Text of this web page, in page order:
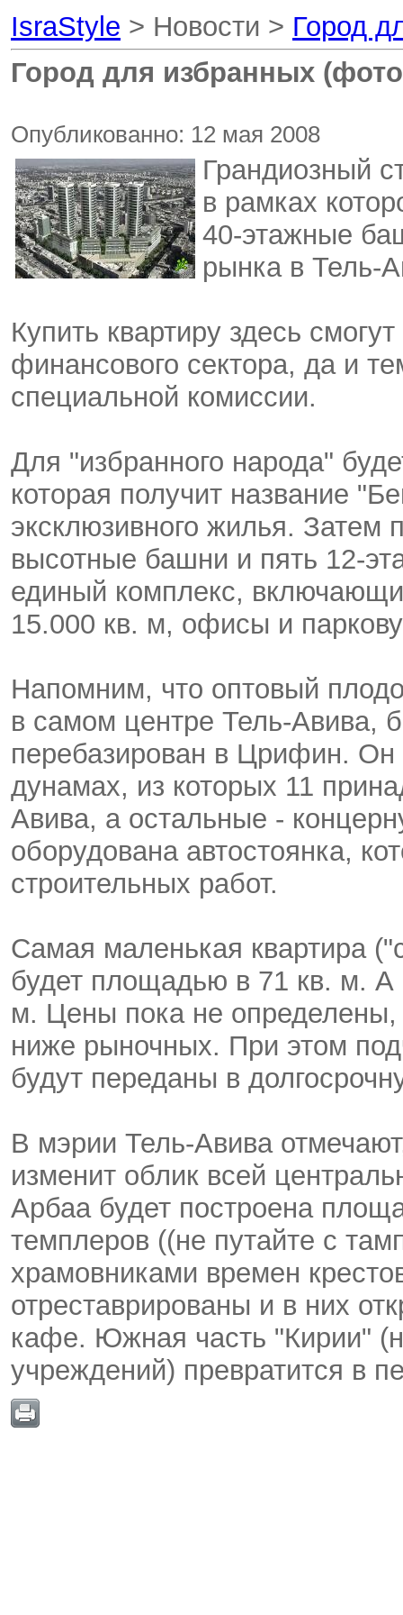
IsraStyle > Новости > Город
Город для избранных
Опубликованно: 12 мая 2008
Грандиозный
в рамках
40-этажные
рынка в Тель-
Купить квартиру здесь
финансового сектора, да и
специальной комиссии.
Для "избранного народа"
которая получит название
эксклюзивного жилья. Затем
высотные башни и пять 12-
единый комплекс,
15.000 кв. м, офисы и
Напомним, что оптовый
в самом центре Тель-Авива,
перебазирован в Црифин. Он
дунамах, из которых 11
Авива, а остальные -
оборудована автостоянка,
строительных работ.
Самая маленькая квартира
будет площадью в 71 кв. м. А
м. Цены пока не определены,
ниже рыночных. При этом
будут переданы в
В мэрии Тель-Авива
изменит облик всей
Арбаа будет построена
темплеров ((не путайте с
храмовниками времен
отреставрированы и в них
кафе. Южная часть "Кирии"
учреждений) превратится в